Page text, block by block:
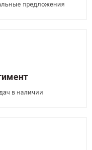
предложения
в наличии